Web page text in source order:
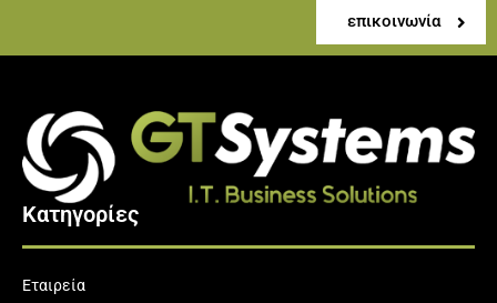
επικοινωνία
Κατηγορίες
Εταιρεία